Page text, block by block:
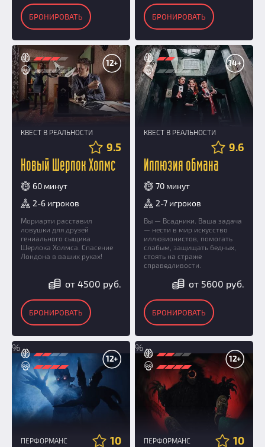
БРОНИРОВАТЬ БРОНИРОВАТЬ
12+
КВЕСТ В РЕАЛЬНОСТИ
9.5
Новый Шерлок Холмс
60 минут
2-6 игроков
Мориарти расставил
ловушки для друзей
гениального сыщика
Шерлока Холмса. Спасение
Лондона в ваших руках!
от 4500 руб.
БРОНИРОВАТЬ
14+
КВЕСТ В РЕАЛЬНОСТИ
9.6
Иллюзия обмана
70 минут
2-7 игроков
Вы — Всадники. Ваша задача
— нести в мир искусство
иллюзионистов, помогать
слабым, защищать бедных,
стоять на страже
справедливости.
от 5600 руб.
БРОНИРОВАТЬ
%
12+
ПЕРФОРМАНС 10
%
12+
ПЕРФОРМАНС 10